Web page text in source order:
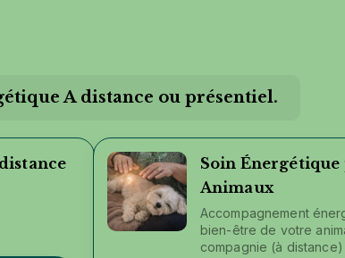
A distance ou présentiel.
Soin Énergétique
Animaux
Accompagnement
bien-être de votre
compagnie (à distance)